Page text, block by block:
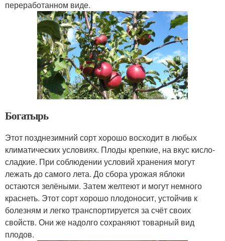
переработанном виде.
Богатырь
Этот позднезимний сорт хорошо восходит в любых
климатических условиях. Плоды крепкие, на вкус кисло-
сладкие. При соблюдении условий хранения могут
лежать до самого лета. До сбора урожая яблоки
остаются зелёными. Затем желтеют и могут немного
краснеть. Этот сорт хорошо плодоносит, устойчив к
болезням и легко транспортируется за счёт своих
свойств. Они же надолго сохраняют товарный вид
плодов.